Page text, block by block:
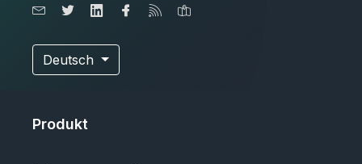
Deutsch
Produkt